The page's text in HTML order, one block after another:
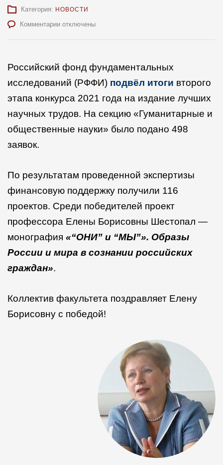
Категория: НОВОСТИ
Комментариик
политологии
Е.Б.Шестопал
выиграла
РФФИ
отключены
Российский фонд фундаментальных
исследований (РФФИ) подвёл итоги второго
этапа конкурса 2021 года на издание лучших
научных трудов. На секцию «Гуманитарные и
общественные науки» было подано 498
заявок.
По результатам проведенной экспертизы
финансовую поддержку получили 116
проектов. Среди победителей проект
профессора Елены Борисовны Шестопал —
монография «“ОНИ” и “МЫ”». Образы
России и мира в сознании российских
граждан».
Коллектив факультета поздравляет Елену
Борисовну с победой!